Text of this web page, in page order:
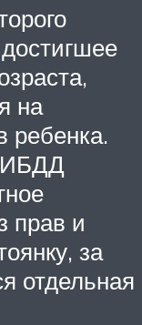
на
ребенка.
прав и
за
отдельная